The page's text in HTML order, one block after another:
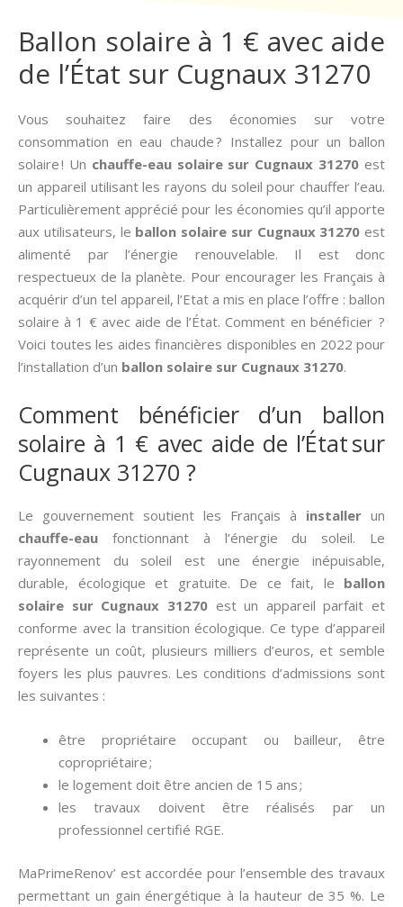
Ballon solaire à 1 € avec aide
de l’État sur Cugnaux 31270
Vous souhaitez faire des économies sur votre
consommation en eau chaude ? Installez pour un ballon
solaire ! Un chauffe-eau solaire sur Cugnaux 31270 est
un appareil utilisant les rayons du soleil pour chauffer l’eau.
Particulièrement apprécié pour les économies qu’il apporte
aux utilisateurs, le ballon solaire sur Cugnaux 31270 est
alimenté par l’énergie renouvelable. Il est donc
respectueux de la planète. Pour encourager les Français à
acquérir d’un tel appareil, l’Etat a mis en place l’offre : ballon
solaire à 1 € avec aide de l’État. Comment en bénéficier ?
Voici toutes les aides financières disponibles en 2022 pour
l’installation d’un ballon solaire sur Cugnaux 31270.
Comment bénéficier d’un ballon
solaire à 1 € avec aide de l’État sur
Cugnaux 31270 ?
Le gouvernement soutient les Français à installer un
chauffe-eau fonctionnant à l’énergie du soleil. Le
rayonnement du soleil est une énergie inépuisable,
durable, écologique et gratuite. De ce fait, le ballon
solaire sur Cugnaux 31270est un appareil parfait et
conforme avec la transition écologique. Ce type d’appareil
représente un coût, plusieurs milliers d’euros, et semble
foyers les plus pauvres. Les conditions d’admissions sont
les suivantes :
être propriétaire occupant ou bailleur, être
copropriétaire ;
le logement doit être ancien de 15 ans ;
les travaux doivent être réalisés par un
professionnel certifié RGE.
MaPrimeRenov’ est accordée pour l’ensemble des travaux
permettant un gain énergétique à la hauteur de 35 %. Le